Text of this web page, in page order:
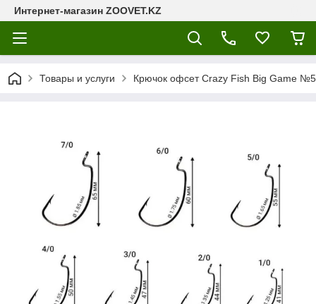
Интернет-магазин ZOOVET.KZ
Товары и услуги Крючок офсет Crazy Fish Big Game